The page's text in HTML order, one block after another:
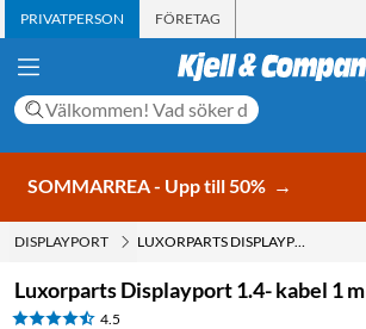
PRIVATPERSON FÖRETAG
SOMMARREA - Upp till 50% →
DISPLAYPORT LUXORPARTS DISPLAYPORT 1.4- KABEL 1 M
Luxorparts Displayport 1.4- kabel 1 m
4.5